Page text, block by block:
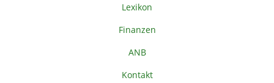
Lexikon
Finanzen
ANB
Kontakt